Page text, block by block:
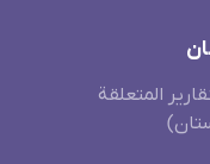
المتعلقة